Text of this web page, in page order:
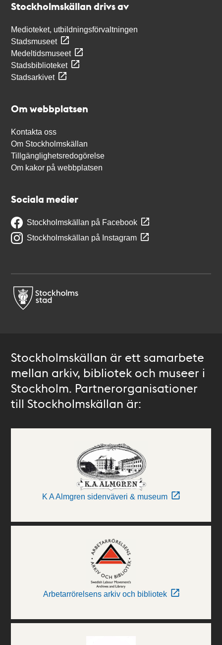
Stockholmskällan drivs av
Medioteket, utbildningsförvaltningen
Stadsmuseet
Medeltidsmuseet
Stadsbiblioteket
Stadsarkivet
Om webbplatsen
Kontakta oss
Om Stockholmskällan
Tillgänglighetsredogörelse
Om kakor på webbplatsen
Sociala medier
Stockholmskällan på Facebook
Stockholmskällan på Instagram
Stockholmskällan är ett samarbete
mellan arkiv, bibliotek och museer i
Stockholm. Partnerorganisationer
till Stockholmskällan är:
K A Almgren sidenväveri & museum
Arbetarrörelsens arkiv och bibliotek